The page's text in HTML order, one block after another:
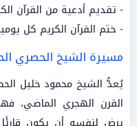
- تقديم أدعية من القرآن
- ختم القرآن الكريم كل
مسيرة الشيخ الحصري
يُعدُّ الشيخ محمود خليل
القرن الهجري الماضي،